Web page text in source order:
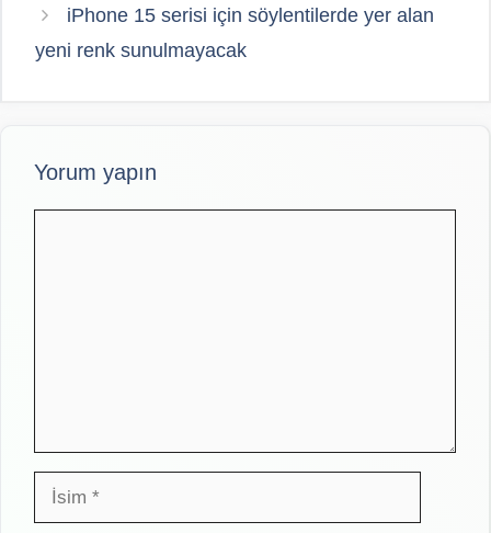
iPhone 15 serisi için söylentilerde yer alan
yeni renk sunulmayacak
Yorum yapın
İsim